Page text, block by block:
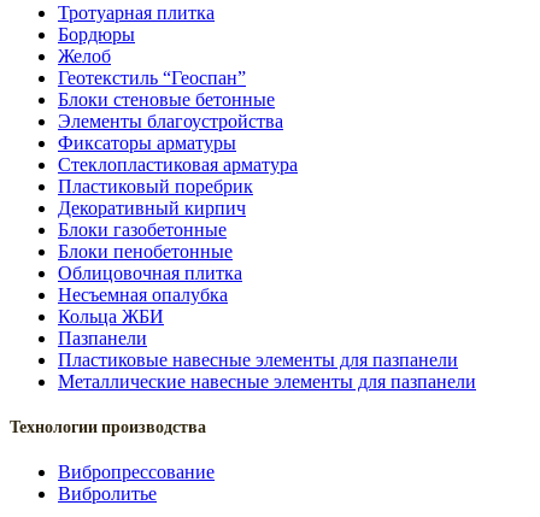
Тротуарная плитка
Бордюры
Желоб
Геотекстиль “Геоспан”
Блоки стеновые бетонные
Элементы благоустройства
Фиксаторы арматуры
Стеклопластиковая арматура
Пластиковый поребрик
Декоративный кирпич
Блоки газобетонные
Блоки пенобетонные
Облицовочная плитка
Несъемная опалубка
Кольца ЖБИ
Пазпанели
Пластиковые навесные элементы для пазпанели
Металлические навесные элементы для пазпанели
Технологии производства
Вибропрессование
Вибролитье